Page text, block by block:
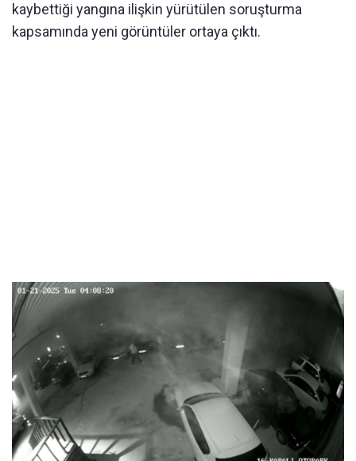
kaybettiği yangına ilişkin yürütülen soruşturma
kapsamında yeni görüntüler ortaya çıktı.